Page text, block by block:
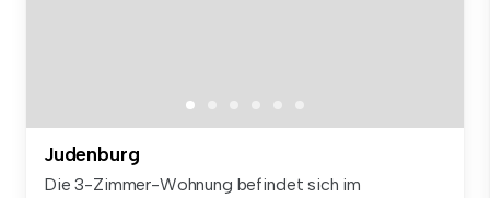
Judenburg
Die 3-Zimmer-Wohnung befindet sich im